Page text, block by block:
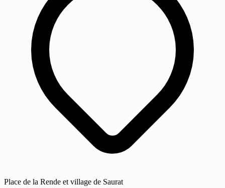
Place de la Rende et village de Saurat